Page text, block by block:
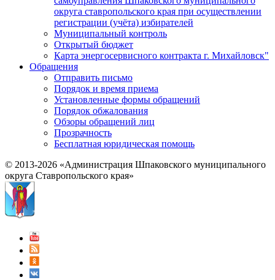
округа ставропольского края при осуществлении
регистрации (учёта) избирателей
Муниципальный контроль
Открытый бюджет
Карта энергосервисного контракта г. Михайловск"
Обращения
Отправить письмо
Порядок и время приема
Установленные формы обращений
Порядок обжалования
Обзоры обращений лиц
Прозрачность
Бесплатная юридическая помощь
© 2013-2026 «Администрация Шпаковского муниципального
округа Ставропольского края»